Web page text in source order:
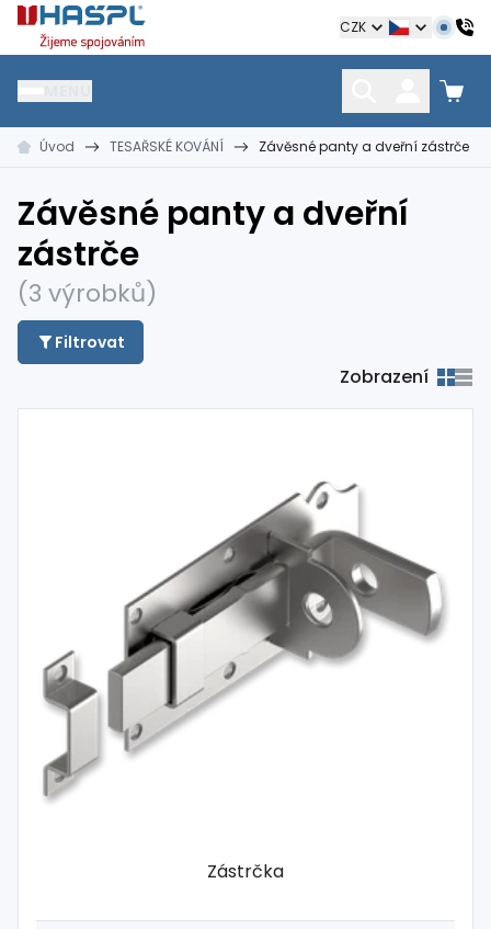
Hašpl CZK
HŘEBÍKY SPOJOVACÍ MATERIÁL KOTEVNÍ TECHNIKA
Úvod TESAŘSKÉ KOVÁNÍ Závěsné panty a dveřní zástrče
Závěsné panty a dveřní
zástrče
(3 výrobků)
Filtrovat
Zobrazení
Zástrčka